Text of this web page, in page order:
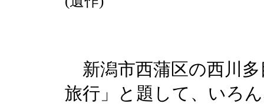
新潟市西蒲区の西川
旅行」と題して、いろ